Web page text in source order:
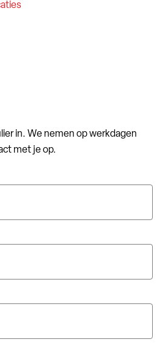
in. We nemen op werkdagen
met je op.